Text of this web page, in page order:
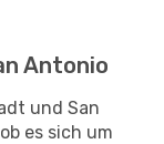
Antonio
und San
es sich um